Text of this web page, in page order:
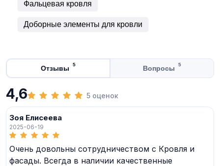
Фальцевая кровля
Доборные элементы для кровли
Отзывы 5 Вопросы 5
4,6 5 оценок
Зоя Елисеева
2025-06-19
Очень довольны сотрудничеством с Кровля и
фасады. Всегда в наличии качественные